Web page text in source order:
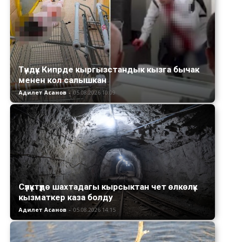
Түндүк Кипрде кыргызстандык кызга бычак
менен кол салышкан
Адилет Асанов - 05.08.2026 10:09
Сүлүктүдө шахтадагы кырсыктан чет өлкөлүк
кызматкер каза болду
Адилет Асанов - 05.08.2026 14:15